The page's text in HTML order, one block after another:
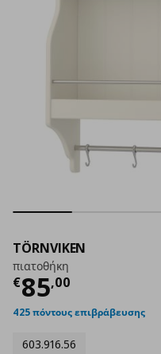
TÖRNVIKEN
πιατοθήκη
€85,00
Τρέχουσα
425 πόντους επιβράβευσης
603.916.56